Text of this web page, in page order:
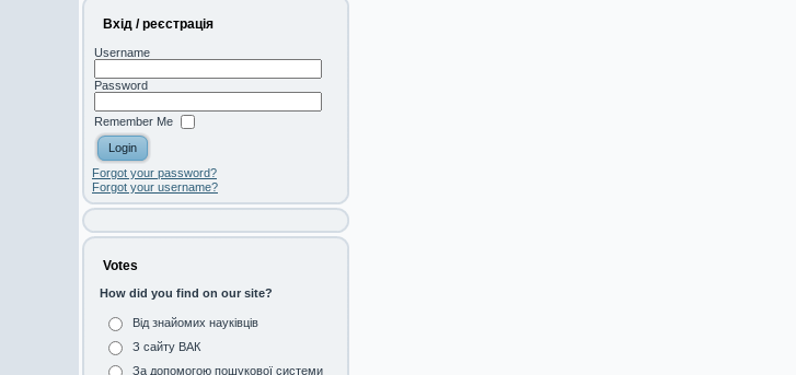
Вхід / реєстрація
Username
Password
Remember Me
Forgot your password?
Forgot your username?
Votes
How did you find on our site?
Від знайомих науківців
З сайту ВАК
За допомогою пошукової системи